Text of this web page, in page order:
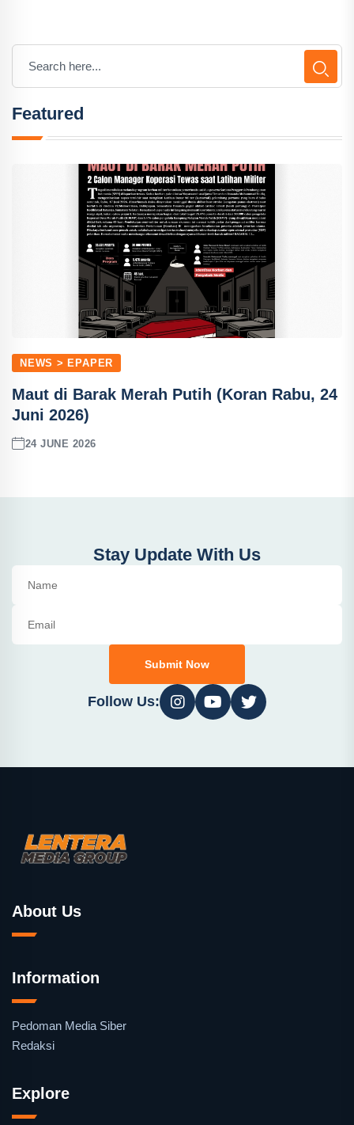
Featured
NEWS > EPAPER
Maut di Barak Merah Putih (Koran Rabu, 24
Juni 2026)
24 JUNE 2026
Stay Update With Us
Submit Now
Follow Us:
About Us
Information
Pedoman Media Siber
Redaksi
Explore